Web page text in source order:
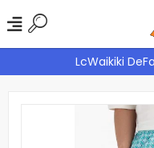
LcWaikiki